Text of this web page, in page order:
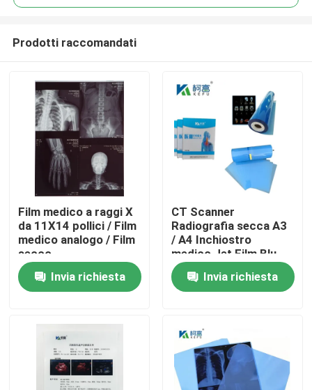
Prodotti
Chi siamo
Fatory Tour
Controllo di qualità
Prodotti raccomandati
Film medico a raggi X
da 11X14 pollici / Film
medico analogo / Film
secco
Invia richiesta
CT Scanner
Radiografia secca A3
/ A4 Inchiostro
medico Jet Film Blu
Film PET a raggi X
Invia richiesta